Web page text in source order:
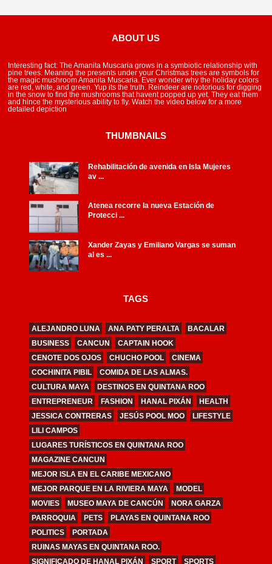
ABOUT US
Interesting fact: The Amanita Muscaria grows in a symbiotic relationship with
pine trees. Meaning the presents under your Christmas trees are symbols for
the magic mushroom Amanita Muscaria. Ever wonder why the holiday colors
are red, white, and green. Yup its the truth. Reindeer are notorious for digging
in the snow to find the mushrooms that havent popped up yet. They eat them
and hince the mysterious ability to fly. Watch the video below for a more
detailed depiction
THUMBNAILS
Rehabilitación de avenida en Isla Mujeres
av ...
Atenea recorre la nueva Estación de
Protecci ...
Xander Zayas y Emiliano Vargas se suman
al es ...
TAGS
ALEJANDRO LUNA ANA PATY PERALTA
BACALAR
BUSINESS
CANCUN
CAPTAIN HOOK
CENOTE DOS OJOS
CHUCHO POOL
CINEMA
COCHINITA PIBIL
COMIDA DE LAS ALMAS.
CULTURA MAYA
DESTINOS EN QUINTANA ROO
ENTREPRENEUR
FASHION HANAL PIXÁN
HEALTH
JESSICA CONTRERAS
JESÚS POOL MOO
LIFESTYLE
LILI CAMPOS
LUGARES TURÍSTICOS EN QUINTANA ROO
MAGAZINE CANCUN
MEJOR ISLA EN EL CARIBE MEXICANO
MEJOR PARQUE EN LA RIVIERA MAYA
MODEL
MOVIES
MUSEO MAYA DE CANCÚN
NORA GARZA
PARROQUIA
PETS
PLAYAS EN QUINTANA ROO
POLITICS
PORTADA
RUINAS MAYAS EN QUINTANA ROO.
SIGNIFICADO DE HANAL PIXÁN
SPORT SPORTS